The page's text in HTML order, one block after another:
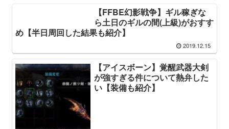
【FFBE幻影戦争】ギル稼ぎな
ら土日のギルの間(上級)がおすす
め【半日周回した結果も紹介】
2019.12.15
【アイスボーン】覚醒武器大剣
が強すぎる件について熱弁した
い【装備も紹介】